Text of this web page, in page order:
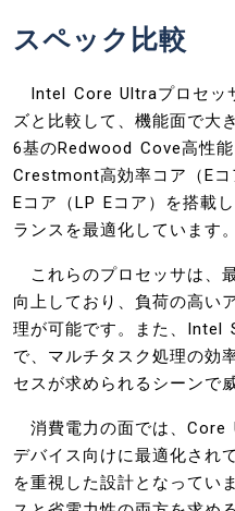
スペック比較
Intel Core Ultraプロセッ
ズと比較して、機能面で大
6基のRedwood Cove高性
Crestmont高効率コア（E
Eコア（LP Eコア）を搭載
ランスを最適化しています。
これらのプロセッサは、
向上しており、負荷の高い
理が可能です。また、Intel
で、マルチタスク処理の効
セスが求められるシーンで
消費電力の面では、Core
デバイス向けに最適化され
を重視した設計となってい